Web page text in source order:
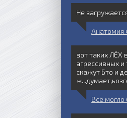
Не
Анатомия
вот таких ЛЁХ
агрессивных
скажут Бто и
Всё могло